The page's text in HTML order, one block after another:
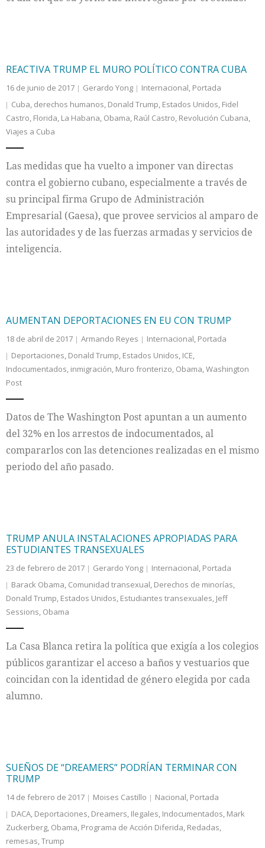
REACTIVA TRUMP EL MURO POLÍTICO CONTRA CUBA
16 de junio de 2017 Gerardo Yong Internacional, Portada
Cuba, derechos humanos, Donald Trump, Estados Unidos, Fidel
Castro, Florida, La Habana, Obama, Raúl Castro, Revolución Cubana,
Viajes a Cuba
Las medidas que ha vuelto a imponer van directas
contra el gobierno cubano, especialmente a través de
su principal firma Grupo de Administración
Empresarial (Gaesa), que provee servicios al amparo de
las autoridades y de las fuerzas armadas y servicios de
inteligencia.
AUMENTAN DEPORTACIONES EN EU CON TRUMP
18 de abril de 2017 Armando Reyes Internacional, Portada
Deportaciones, Donald Trump, Estados Unidos, ICE,
Indocumentados, inmigración, Muro fronterizo, Obama,Washington
Post
Datos de The Washington Post apuntan a un aumento
del 32% en los arrestos de indocumentados, al
compararlos con las detenciones realizadas en el mismo
periodo del año pasado.
TRUMP ANULA INSTALACIONES APROPIADAS PARA
ESTUDIANTES TRANSEXUALES
23 de febrero de 2017 Gerardo Yong Internacional, Portada
Barack Obama, Comunidad transexual, Derechos de minorías,
Donald Trump, Estados Unidos, Estudiantes transexuales, Jeff
Sessions, Obama
La Casa Blanca retira la política que exigía a los colegios
públicos garantizar el acceso a baños y vestuarios que
coincidan con la identidad de género elegida por cada
alumno.
SUEÑOS DE “DREAMERS” PODRÍAN TERMINAR CON
TRUMP
14 de febrero de 2017 Moises Castillo Nacional, Portada
DACA, Deportaciones, Dreamers, Ilegales, Indocumentados, Mark
Zuckerberg, Obama, Programa de Acción Diferida, Redadas,
remesas,Trump